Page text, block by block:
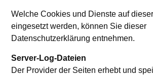
Welche Cookies und Dienste auf
eingesetzt werden, können Sie dieser
Datenschutzerklärung entnehmen.
Server-Log-Dateien
Der Provider der Seiten erhebt und